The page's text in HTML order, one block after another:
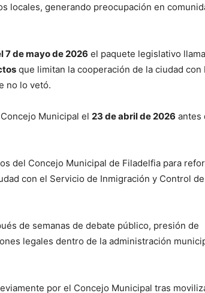
locales, generando preocupación en
7 de mayo de 2026 el paquete legislativo
que limitan la cooperación de la ciudad con
no lo vetó.
Municipal el 23 de abril de 2026 antes
del Concejo Municipal de Filadelfia para
con el Servicio de Inmigración y Control
de semanas de debate público, presión de
legales dentro de la administración
por el Concejo Municipal tras